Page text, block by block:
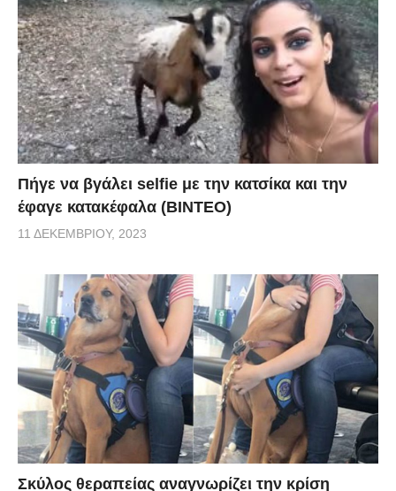
Πήγε να βγάλει selfie με την κατσίκα και την
έφαγε κατακέφαλα (ΒΙΝΤΕΟ)
11 ΔΕΚΕΜΒΡΊΟΥ, 2023
Σκύλος θεραπείας αναγνωρίζει την κρίση